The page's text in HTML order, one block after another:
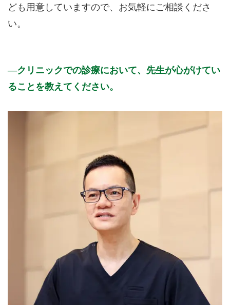
ども用意していますので、お気軽にご相談くださ
い。
クリニックでの診療において、先生が心がけてい
ることを教えてください。